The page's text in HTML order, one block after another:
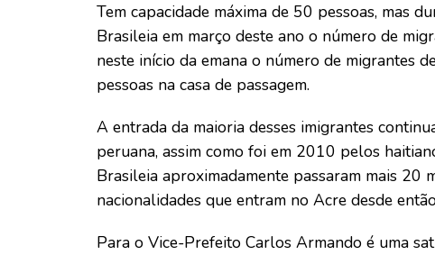
Tem capacidade máxima de 50 pessoas, mas
Brasileia em março deste ano o número de
neste início da emana o número de migrantes
pessoas na casa de passagem.
A entrada da maioria desses imigrantes
peruana, assim como foi em 2010 pelos
Brasileia aproximadamente passaram mais
nacionalidades que entram no Acre desde
Para o Vice-Prefeito Carlos Armando é uma